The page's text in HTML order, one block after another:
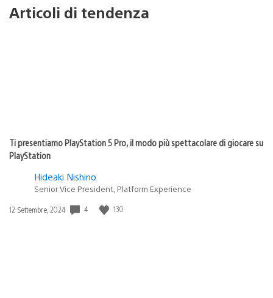
Articoli di tendenza
Ti presentiamo PlayStation 5 Pro, il modo più spettacolare di giocare su
PlayStation
Hideaki Nishino
Senior Vice President, Platform Experience
Data
12 Settembre, 2024 4 130